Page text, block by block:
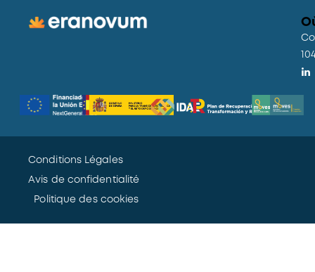
Conditions Légales
Avis de confidentialité
Politique des cookies